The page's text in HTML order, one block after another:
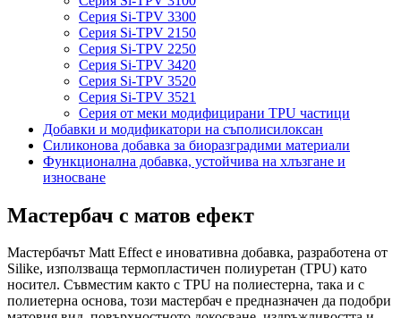
Серия Si-TPV 3300
Серия Si-TPV 2150
Серия Si-TPV 2250
Серия Si-TPV 3420
Серия Si-TPV 3520
Серия Si-TPV 3521
Серия от меки модифицирани TPU частици
Добавки и модификатори на съполисилоксан
Силиконова добавка за биоразградими материали
Функционална добавка, устойчива на хлъзгане и
износване
Мастербач с матов ефект
Мастербачът Matt Effect е иновативна добавка, разработена от
Silike, използваща термопластичен полиуретан (TPU) като
носител. Съвместим както с TPU на полиестерна, така и с
полиетерна основа, този мастербач е предназначен да подобри